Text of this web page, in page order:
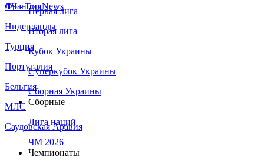
Франция
Нидерланды
Турция
Португалия
Бельгия
МЛС
Саудовская Аравия
ЛЧ - Top News
Первая лига
Вторая лига
Кубок Украины
Суперкубок Украины
Сборная Украины
Сборные
Лига наций
ЧМ 2026
Чемпионаты